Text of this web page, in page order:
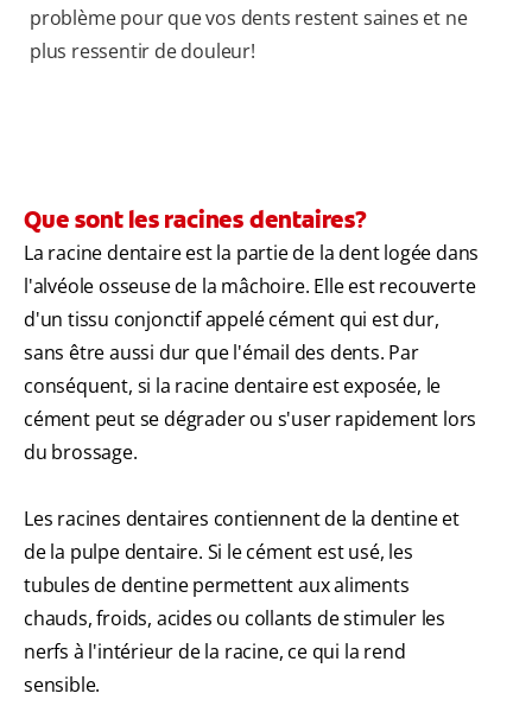
problème pour que vos dents restent saines et ne
plus ressentir de douleur!
Que sont les racines dentaires?
La racine dentaire est la partie de la dent logée dans
l'alvéole osseuse de la mâchoire. Elle est recouverte
d'un tissu conjonctif appelé cément qui est dur,
sans être aussi dur que l'émail des dents. Par
conséquent, si la racine dentaire est exposée, le
cément peut se dégrader ou s'user rapidement lors
du brossage.
Les racines dentaires contiennent de la dentine et
de la pulpe dentaire. Si le cément est usé, les
tubules de dentine permettent aux aliments
chauds, froids, acides ou collants de stimuler les
nerfs à l'intérieur de la racine, ce qui la rend
sensible.